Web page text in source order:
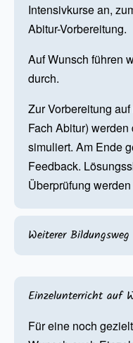
Intensivkurse an,
Abitur-Vorbereitung.
Auf Wunsch führen
durch.
Zur Vorbereitung
Fach Abitur)
simuliert. Am Ende
Feedback.
Überprüfung
Weiterer Bildungsweg
Einzelunterricht auf
Für eine noch